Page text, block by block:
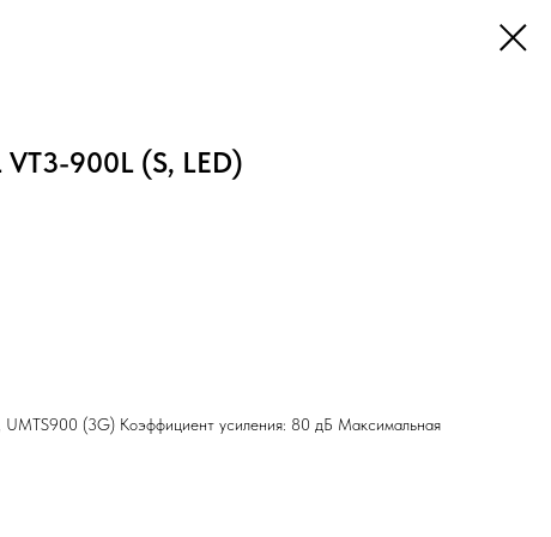
VT3-900L (S, LED)
(3G) Коэффициент усиления: 80 дБ Максимальная